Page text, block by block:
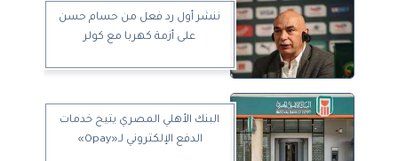
ننشر أول رد فعل من حسام حسن
على أزمة كهربا مع كولر
البنك الأهلي المصري يتيح خدمات
الدفع الإلكتروني لـ«Opay»